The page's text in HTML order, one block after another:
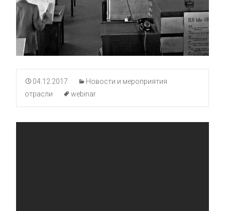
04.12.2017
Новости и мероприятия
отрасли
webinar